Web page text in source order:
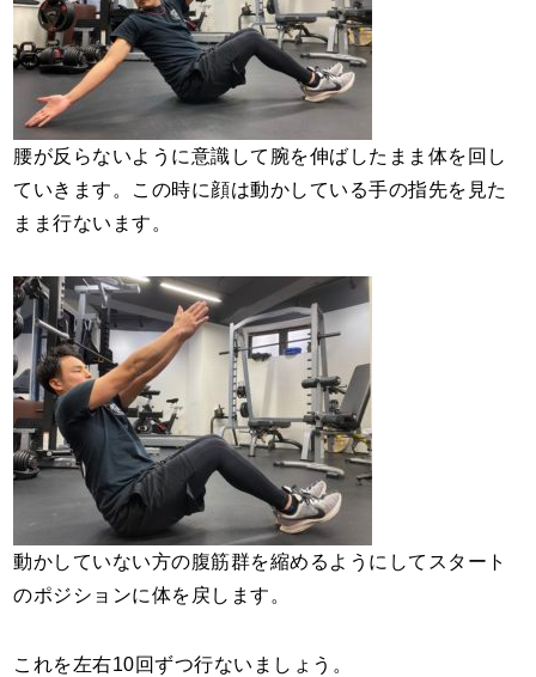
腰が反らないように意識して腕を伸ばしたまま体を回し
ていきます。この時に顔は動かしている手の指先を見た
まま行ないます。
動かしていない方の腹筋群を縮めるようにしてスタート
のポジションに体を戻します。
これを左右10回ずつ行ないましょう。